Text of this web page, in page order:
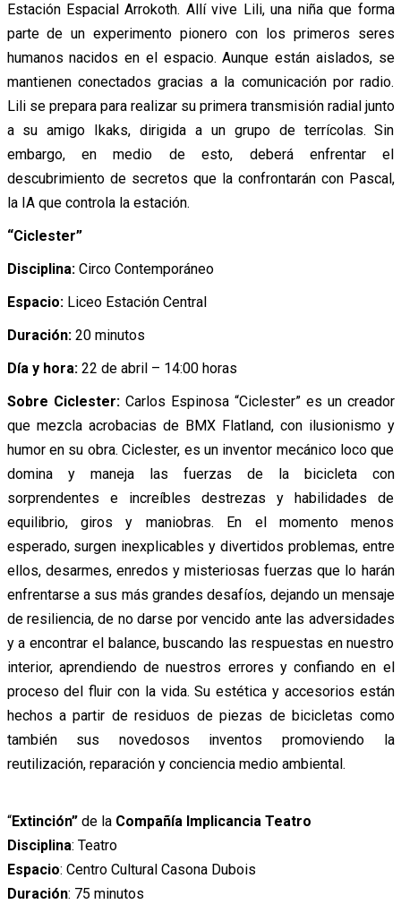
Estación Espacial Arrokoth. Allí vive Lili, una niña que forma
parte de un experimento pionero con los primeros seres
humanos nacidos en el espacio. Aunque están aislados, se
mantienen conectados gracias a la comunicación por radio.
Lili se prepara para realizar su primera transmisión radial junto
a su amigo Ikaks, dirigida a un grupo de terrícolas. Sin
embargo, en medio de esto, deberá enfrentar el
descubrimiento de secretos que la confrontarán con Pascal,
la IA que controla la estación.
“Ciclester”
Disciplina:Circo Contemporáneo
Espacio:Liceo Estación Central
Duración: 20 minutos
Día y hora:22 de abril – 14:00 horas
Sobre Ciclester: Carlos Espinosa “Ciclester” es un creador
que mezcla acrobacias de BMX Flatland, con ilusionismo y
humor en su obra. Ciclester, es un inventor mecánico loco que
domina y maneja las fuerzas de la bicicleta con
sorprendentes e increíbles destrezas y habilidades de
equilibrio, giros y maniobras. En el momento menos
esperado, surgen inexplicables y divertidos problemas, entre
ellos, desarmes, enredos y misteriosas fuerzas que lo harán
enfrentarse a sus más grandes desafíos, dejando un mensaje
de resiliencia, de no darse por vencido ante las adversidades
y a encontrar el balance, buscando las respuestas en nuestro
interior, aprendiendo de nuestros errores y confiando en el
proceso del fluir con la vida. Su estética y accesorios están
hechos a partir de residuos de piezas de bicicletas como
también sus novedosos inventos promoviendo la
reutilización, reparación y conciencia medio ambiental.
“Extinción” de laCompañía Implicancia Teatro
Disciplina: Teatro
Espacio: Centro Cultural Casona Dubois
Duración: 75 minutos